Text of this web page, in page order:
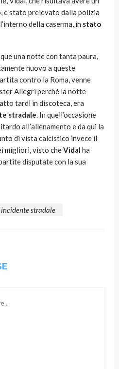
è stato prelevato dalla polizia
della caserma, in stato
una notte con tanta paura,
nuovo a queste
contro la Roma, venne
Allegri perché la notte
tardi in discoteca, era
stradale. In quell’occasione
all’allenamento e da qui la
di vista calcistico invece il
migliori, visto cheVidal ha
disputate con la sua
incidente stradale